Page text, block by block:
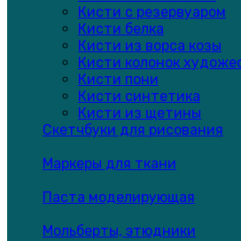
Кисти с резервуаром
Кисти белка
Кисти из ворса козы
Кисти колонок
Кисти пони
Кисти синтетика
Кисти из щетины
Скетчбуки для рисования
Маркеры для ткани
Паста моделирующая
Мольберты, этюдники